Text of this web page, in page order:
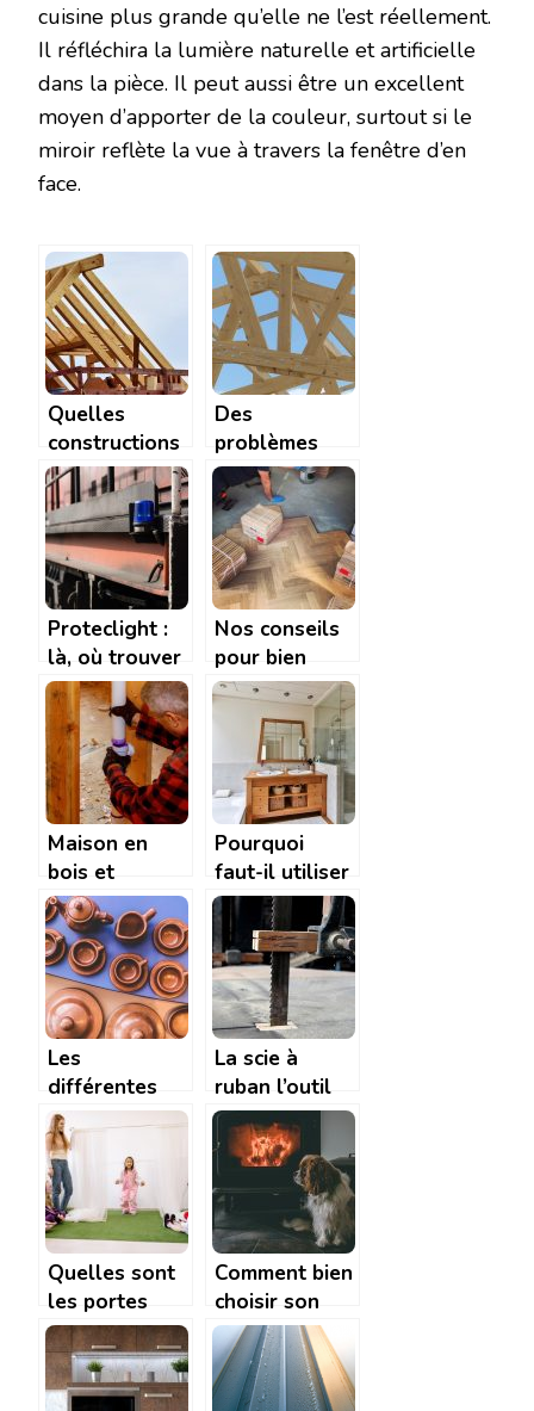
cuisine plus grande qu’elle ne l’est réellement.
Il réfléchira la lumière naturelle et artificielle
dans la pièce. Il peut aussi être un excellent
moyen d’apporter de la couleur, surtout si le
miroir reflète la vue à travers la fenêtre d’en
face.
Quelles
constructions
pour votre
maison?
Des
problèmes
avec votre
charpente en
bois ? Faites
appel à
l’ARTISAN
FERNANDEZ
Proteclight :
là, où trouver
tous les
matériels de
signalisation
Nos conseils
pour bien
choisir ses
menuiseries
Maison en
bois et
canalisations :
comment
éviter la
catastrophe ?
Pourquoi
faut-il utiliser
le bois pour
construire une
salle de bain?
Les
différentes
étapes pour
organiser une
exposition
artisanale
La scie à
ruban l’outil
indispensable
pour travailler
le bois
Quelles sont
les portes
idéales pour
aménager
votre crèche?
Comment bien
choisir son
poêle à
granulé?